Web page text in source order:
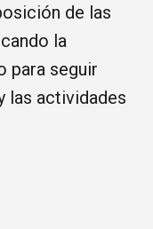
de las
la
para seguir
las actividades